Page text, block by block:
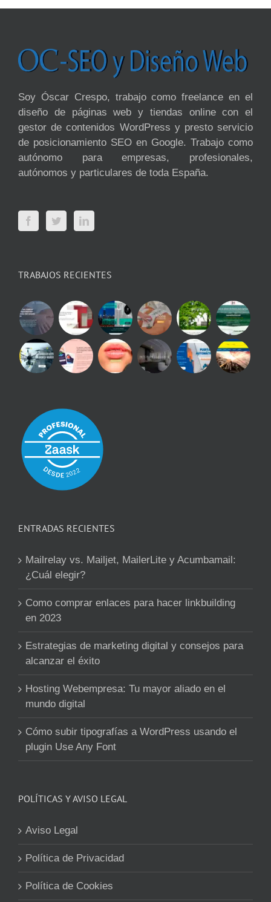
Soy Óscar Crespo, trabajo como freelance en el
diseño de páginas web y tiendas online con el
gestor de contenidos WordPress y presto servicio
de posicionamiento SEO en Google. Trabajo como
autónomo para empresas, profesionales,
autónomos y particulares de toda España.
TRABAJOS RECIENTES
ENTRADAS RECIENTES
Mailrelay vs. Mailjet, MailerLite y Acumbamail:
¿Cuál elegir?
Como comprar enlaces para hacer linkbuilding
en 2023
Estrategias de marketing digital y consejos para
alcanzar el éxito
Hosting Webempresa: Tu mayor aliado en el
mundo digital
Cómo subir tipografías a WordPress usando el
plugin Use Any Font
POLÍTICAS Y AVISO LEGAL
Aviso Legal
Política de Privacidad
Política de Cookies